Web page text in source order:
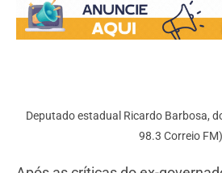
Deputado estadual Ricardo Barbosa,
98.3 Correio FM)